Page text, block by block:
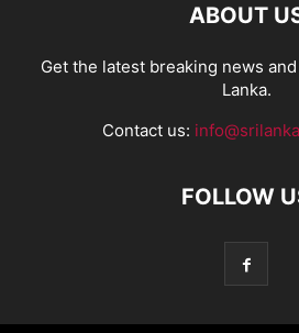
ABOUT
Get the latest breaking news
Lanka.
Contact us:
FOLLOW